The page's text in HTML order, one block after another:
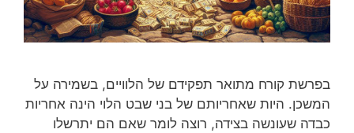
בפרשת קורח מתואר תפקידם של הלוויים, בשמירה על
המשכן. היות שאחריותם של בני שבט הלוי הינה אחריות
כבדה שעונשה בצידה, רוצה לומר שאם הם יתרשלו